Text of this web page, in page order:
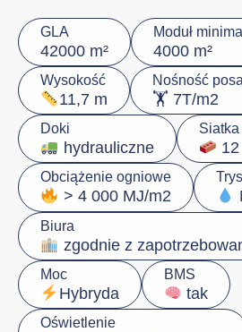
GLA
42000 m²
Moduł
4000 m²
Wysokość
11,7 m
Nośność
🏋️ 7T/m2
Doki
hydrauliczne
Siatka
Obciążenie ogniowe
> 4 000 MJ/m2
Biura
zgodnie z
Moc
Hybryda
BMS
tak
Oświetlenie